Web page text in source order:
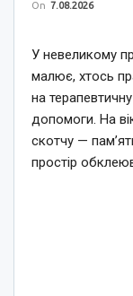
On 7.08.2026
У невеликому
малює, хтось
на
допомоги. На
скотчу —
простір